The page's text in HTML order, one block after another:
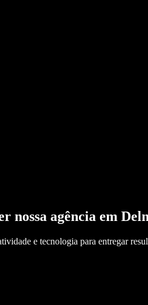
nossa agência em
e tecnologia para entregar